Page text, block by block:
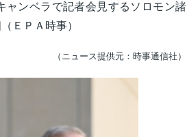
ャンベラで記者会見するソロモン諸
ＥＰＡ時事）
（ニュース提供元：時事通信社）